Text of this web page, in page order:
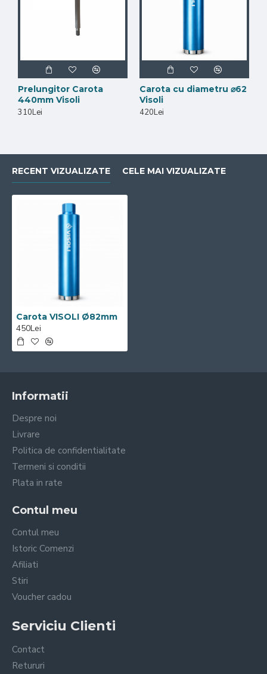
Prelungitor Carota
440mm Visoli
310Lei
Carota cu diametru ⌀62
Visoli
420Lei
RECENT VIZUALIZATE CELE MAI VIZUALIZATE
Carota VISOLI Ø82mm
450Lei
Informatii
Despre noi
Livrare
Politica de confidentialitate
Termeni si conditii
Plata in rate
Contul meu
Contul meu
Istoric Comenzi
Afiliati
Stiri
Voucher cadou
Serviciu Clienti
Contact
Retururi